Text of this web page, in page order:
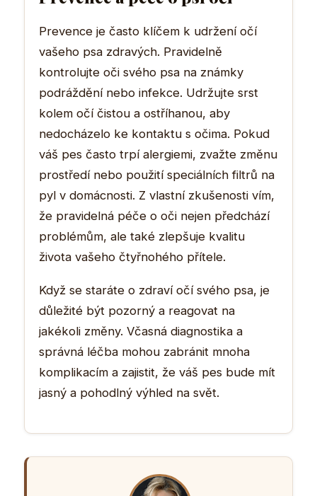
Prevence je často klíčem k udržení očí
vašeho psa zdravých. Pravidelně
kontrolujte oči svého psa na známky
podráždění nebo infekce. Udržujte srst
kolem očí čistou a ostříhanou, aby
nedocházelo ke kontaktu s očima. Pokud
váš pes často trpí alergiemi, zvažte změnu
prostředí nebo použití speciálních filtrů na
pyl v domácnosti. Z vlastní zkušenosti vím,
že pravidelná péče o oči nejen předchází
problémům, ale také zlepšuje kvalitu
života vašeho čtyřnohého přítele.
Když se staráte o zdraví očí svého psa, je
důležité být pozorný a reagovat na
jakékoli změny. Včasná diagnostika a
správná léčba mohou zabránit mnoha
komplikacím a zajistit, že váš pes bude mít
jasný a pohodlný výhled na svět.